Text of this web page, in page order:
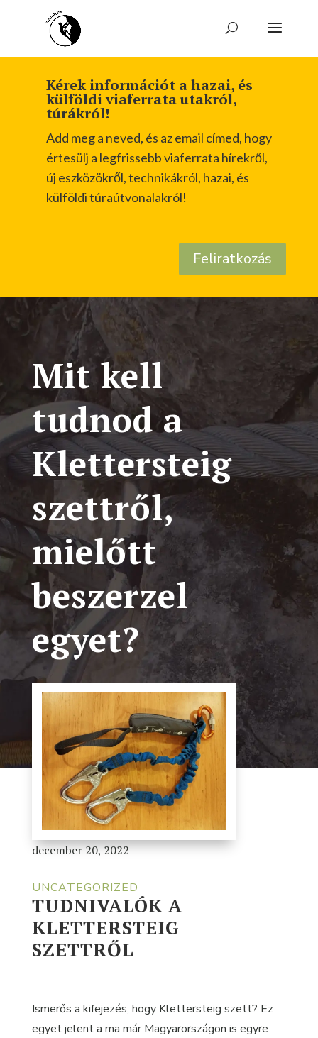
Kérek információt a hazai, és
külföldi viaferrata utakról,
túrákról!
Add meg a neved, és az email címed, hogy
értesülj a legfrissebb viaferrata hírekről,
új eszközökről, technikákról, hazai, és
külföldi túraútvonalakról!
Feliratkozás
Mit kell
tudnod a
Klettersteig
szettről,
mielőtt
beszerzel
egyet?
december 20, 2022
UNCATEGORIZED
TUDNIVALÓK A
KLETTERSTEIG
SZETTRŐL
Ismerős a kifejezés, hogy Klettersteig szett? Ez
egyet jelent a ma már Magyarországon is egyre